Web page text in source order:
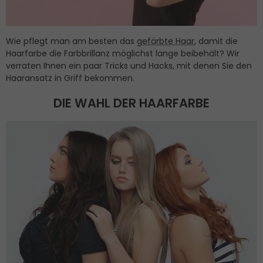
Wie pflegt man am besten das gefärbte Haar, damit die
Haarfarbe die Farbbrillanz möglichst lange beibehält? Wir
verraten Ihnen ein paar Tricks und Hacks, mit denen Sie den
Haaransatz in Griff bekommen.
DIE WAHL DER HAARFARBE